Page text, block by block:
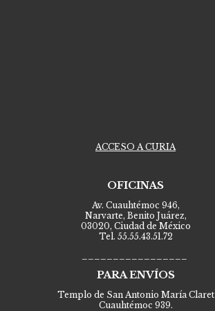
ACCESO A CURIA
OFICINAS
Av. Cuauhtémoc 946,
Narvarte, Benito Juárez,
03020, Ciudad de México
Tel. 55.55.43.51.72
PARA ENVÍOS
Templo de San Antonio María Claret
Cuauhtémoc 939.